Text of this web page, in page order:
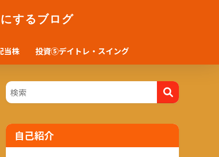
するブログ
当株 投資⑤デイトレ・スイング
自己紹介